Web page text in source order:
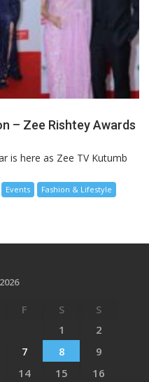
– Zee Rishtey Awards
is here as Zee TV Kutumb
Events
Fashion & Lifestyle
F S
S
1
2
7 8
9
14 15
16